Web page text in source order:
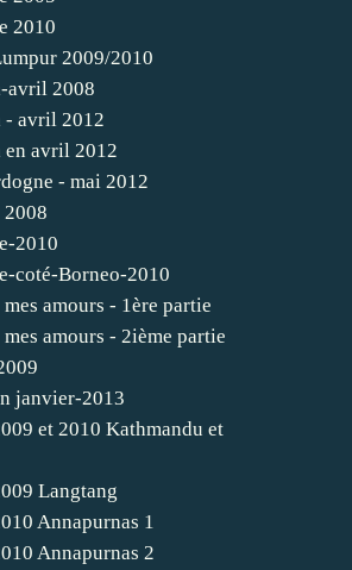
2010
2009/2010
avril 2008
- avril 2012
avril 2012
- mai 2012
2010
coté-Borneo-2010
amours - 1ère partie
amours - 2ième partie
janvier-2013
et 2010 Kathmandu et
Langtang
Annapurnas 1
Annapurnas 2